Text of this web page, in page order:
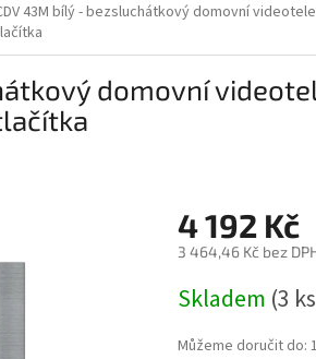
43M bílý - bezsluchátkový domovní
domovní
4 192 Kč
3 464,46 Kč bez
cena:
Skladem (3
Můžeme doručit do: